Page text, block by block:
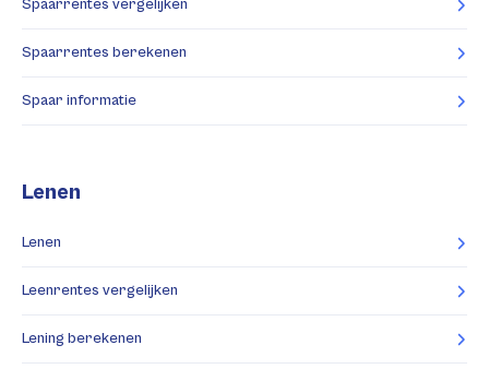
Spaarrentes vergelijken
Spaarrentes berekenen
Spaar informatie
Lenen
Lenen
Leenrentes vergelijken
Lening berekenen